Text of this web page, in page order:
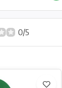
0/5